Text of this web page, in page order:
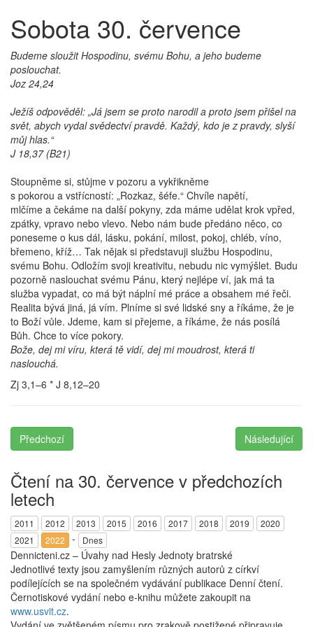
Sobota 30. července
Budeme sloužit Hospodinu, svému Bohu, a jeho budeme
poslouchat.
Joz 24,24
Ježíš odpověděl: „Já jsem se proto narodil a proto jsem přišel na
svět, abych vydal svědectví pravdě. Každý, kdo je z pravdy, slyší
můj hlas.“
J 18,37 (B21)
Stoupněme si, stůjme v pozoru a vykřikněme
s pokorou a vstřícností: „Rozkaz, šéfe.“ Chvíle napětí,
mlčíme a čekáme na další pokyny, zda máme udělat krok vpřed,
zpátky, vpravo nebo vlevo. Nebo nám bude předáno něco, co
poneseme o kus dál, lásku, pokání, milost, pokoj, chléb, víno,
břemeno, kříž… Tak nějak si představuji službu Hospodinu,
svému Bohu. Odložím svoji kreativitu, nebudu nic vymýšlet. Budu
pozorně naslouchat svému Pánu, který nejlépe ví, jak má ta
služba vypadat, co má být náplní mé práce a obsahem mé řeči.
Realita bývá jiná, já vím. Plníme si své lidské sny a říkáme, že je
to Boží vůle. Jdeme, kam si přejeme, a říkáme, že nás posílá
Bůh. Chce to více pokory.
Bože, dej mi víru, která tě vidí, dej mi moudrost, která ti
naslouchá.
Zj 3,1–6 * J 8,12–20
Předchozí Následující
Čtení na 30. července v předchozích
letech
2011 2012 2013 2015 2016 2017 2018 2019
2020
2021
2022 - Dnes
Dennicteni.cz – Úvahy nad Hesly Jednoty bratrské
Jednotlivé texty jsou zamyšlením různých autorů z církví
podílejících se na společném vydávání publikace Denní čtení.
Černotiskové vydání nebo e-knihu můžete zakoupit na
www.usvit.cz.